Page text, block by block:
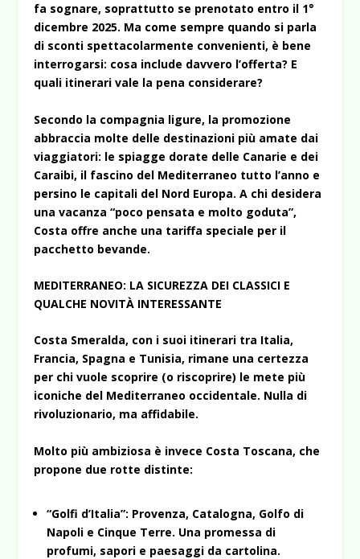
fa sognare, soprattutto se prenotato entro il 1°
dicembre 2025. Ma come sempre quando si parla
di sconti spettacolarmente convenienti, è bene
interrogarsi: cosa include davvero l’offerta? E
quali itinerari vale la pena considerare?
Secondo la compagnia ligure, la promozione
abbraccia molte delle destinazioni più amate dai
viaggiatori: le spiagge dorate delle Canarie e dei
Caraibi, il fascino del Mediterraneo tutto l’anno e
persino le capitali del Nord Europa. A chi desidera
una vacanza “poco pensata e molto goduta”,
Costa offre anche una tariffa speciale per il
pacchetto bevande.
MEDITERRANEO: LA SICUREZZA DEI CLASSICI E
QUALCHE NOVITÀ INTERESSANTE
Costa Smeralda, con i suoi itinerari tra Italia,
Francia, Spagna e Tunisia, rimane una certezza
per chi vuole scoprire (o riscoprire) le mete più
iconiche del Mediterraneo occidentale. Nulla di
rivoluzionario, ma affidabile.
Molto più ambiziosa è invece Costa Toscana, che
propone due rotte distinte:
“Golfi d’Italia”: Provenza, Catalogna, Golfo di
Napoli e Cinque Terre. Una promessa di
profumi, sapori e paesaggi da cartolina.